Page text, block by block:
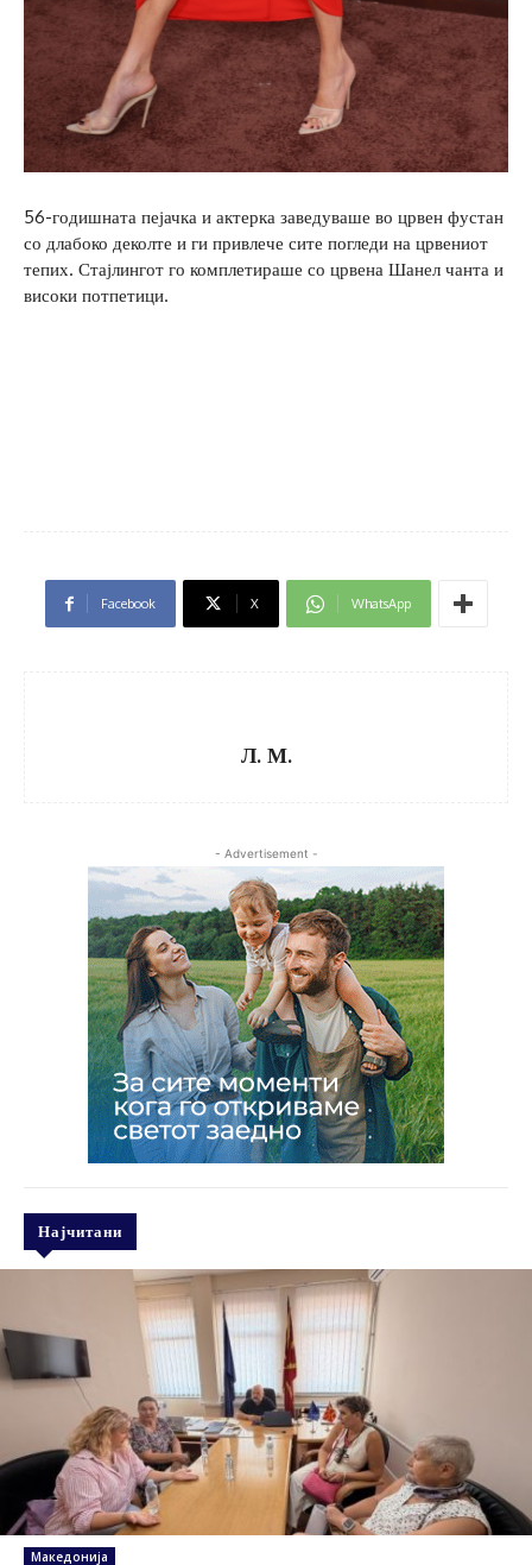
56-годишната пејачка и актерка заведуваше во црвен фустан
со длабоко деколте и ги привлече сите погледи на црвениот
тепих. Стајлингот го комплетираше со црвена Шанел чанта и
високи потпетици.
Facebook X WhatsApp
Л. М.
- Advertisement -
Најчитани
Македонија